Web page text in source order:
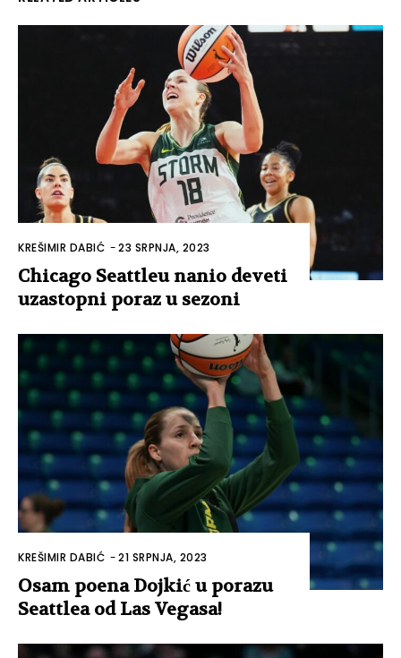
KREŠIMIR DABIĆ -23 SRPNJA, 2023
Chicago Seattleu nanio deveti
uzastopni poraz u sezoni
KREŠIMIR DABIĆ -21 SRPNJA, 2023
Osam poena Dojkić u porazu
Seattlea od Las Vegasa!